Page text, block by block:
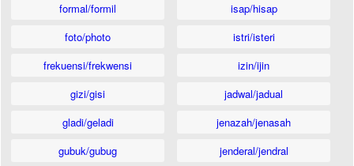
formal/formil
foto/photo
frekuensi/frekwensi
gizi/gisi
gladi/geladi
gubuk/gubug
isap/hisap
istri/isteri
izin/ijin
jadwal/jadual
jenazah/jenasah
jenderal/jendral